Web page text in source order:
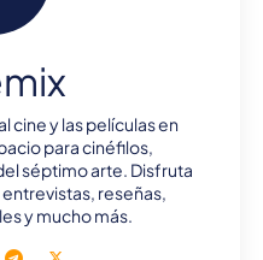
cine y las películas en
para cinéfilos,
séptimo arte. Disfruta
reseñas,
y mucho más.